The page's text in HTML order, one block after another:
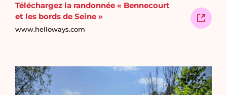
Téléchargez la randonnée « Bennecourt
et les bords de Seine »
www.helloways.com